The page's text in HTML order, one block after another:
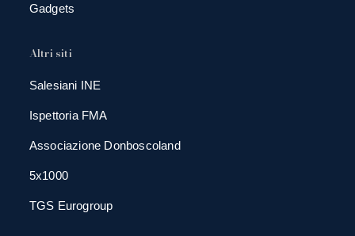
Gadgets
Altri siti
Salesiani INE
Ispettoria FMA
Associazione Donboscoland
5x1000
TGS Eurogroup